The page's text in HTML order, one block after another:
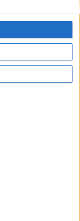
te daremos
consejos para tu